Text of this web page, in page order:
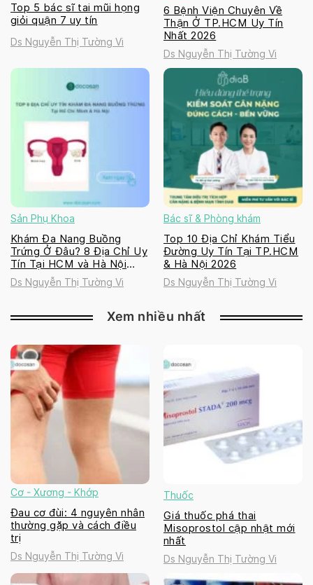
Top 5 bác sĩ tai mũi họng
giỏi quận 7 uy tín
Ds Nguyễn Thị Tường Vi
6 Bệnh Viện Chuyên Về
Thận Ở TP.HCM Uy Tín
Nhất 2026
Ds Nguyễn Thị Tường Vi
Sản Phụ Khoa
Khám Đa Nang Buồng
Trứng Ở Đâu? 8 Địa Chỉ Uy
Tín Tại HCM và Hà Nội
2026
Ds Nguyễn Thị Tường Vi
Bác sĩ & Phòng khám
Top 10 Địa Chỉ Khám Tiểu
Đường Uy Tín Tại TP.HCM
& Hà Nội 2026
Ds Nguyễn Thị Tường Vi
Xem nhiều nhất
Cơ - Xương - Khớp
Đau cơ đùi: 4 nguyên nhân
thường gặp và cách điều
trị
Ds Nguyễn Thị Tường Vi
Thuốc
Giá thuốc phá thai
Misoprostol cập nhật mới
nhất
Ds Nguyễn Thị Tường Vi